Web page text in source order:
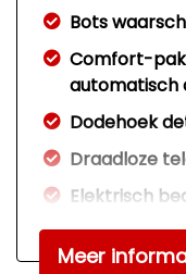
Bots
Comfort-
automatisch
Dodehoek
Draadloze
Elektrisch
Elektronisch
Meer